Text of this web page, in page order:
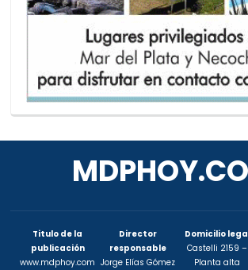
Titulo de la
publicación
www.mdphoy.com
Director
responsable
Jorge Elías Gómez
Domicilio
Castelli 2159 –
Planta alta